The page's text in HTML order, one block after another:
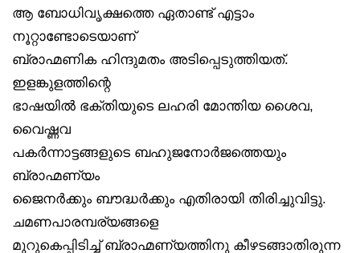
ആ ബോധിവൃക്ഷത്തെ ഏതാണ്ട് എട്ടാം
നൂറ്റാണ്ടോടെയാണ്
ബ്രാഹ്മണിക ഹിന്ദുമതം അടിപ്പെടുത്തിയത്.
ഇളങ്കുളത്തിന്റെ
ഭാഷയിൽ ഭക്തിയുടെ ലഹരി മോന്തിയ ശൈവ,
വൈഷ്ണവ
പകർന്നാട്ടങ്ങളുടെ ബഹുജനോർജത്തെയും
ബ്രാഹ്മണ്യം
ജൈനർക്കും ബൗദ്ധർക്കും എതിരായി തിരിച്ചുവിട്ടു.
ചമണപാരമ്പര്യങ്ങളെ
മുറുകെപ്പിടിച്ച് ബ്രാഹ്മണ്യത്തിനു കീഴടങ്ങാതിരുന്ന